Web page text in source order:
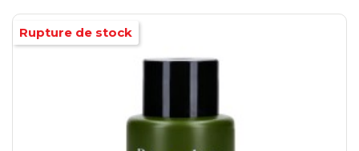
Rupture de stock